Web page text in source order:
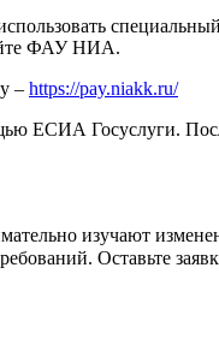
ФАУ НИА.
– https://pay.niakk.ru/
ЕСИА Госуслуги.
изучают
Оставьте